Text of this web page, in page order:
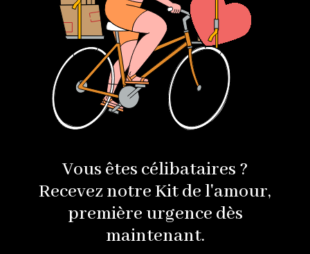
Vous êtes célibataires ?
Recevez notre Kit de l'amour,
première urgence dès
maintenant.